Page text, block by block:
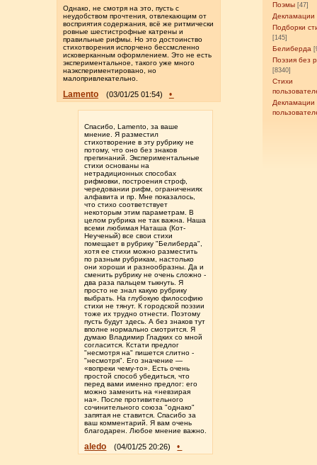
Поэмы [47]
Декламации
Подборки
[145]
Белиберда
Поэзия без
[8340]
Стихи
Декламации
Однако, не смотря на это, пусть с
неудобством прочтения, отвлекающим от
восприятия содержания, всё же ритмически
ровные шестистрофные катрены и
правильные рифмы. Но это достоинство
стихотворения испорчено бессмсленно
исковерканным оформлением. Это не есть
экспериментальное, такого уже много
наэкспериментировано, но
малопривлекательно.
Lamento (03/01/25 01:54) •
Спасибо, Lamento, за ваше
мнение. Я разместил
стихотворение в эту рубрику не
потому, что оно без знаков
препинаний. Экспериментальные
стихи основаны на
нетрадиционных способах
рифмовки, построения строф,
чередовании рифм, ограничениях
алфавита и пр. Мне показалось,
что стихо соответствует
некоторым этим параметрам. В
целом рубрика не так важна. Наша
всеми любимая Наташа (Кот-
Неученый) все свои стихи
помещает в рубрику "Белиберда",
хотя ее стихи можно разместить
по разным рубрикам, настолько
они хороши и разнообразны. Да и
сменить рубрику не очень сложно -
два раза пальцем тыкнуть. Я
просто не знал какую рубрику
выбрать. На глубокую философию
стихи не тянут. К городской поэзии
тоже их трудно отнести. Поэтому
пусть будут здесь. А без знаков тут
вполне нормально смотрится. Я
думаю Владимир Гладких со мной
согласится. Кстати предлог
"несмотря на" пишется слитно -
"несмотря". Его значение —
«вопреки чему-то». Есть очень
простой способ убедиться, что
перед вами именно предлог: его
можно заменить на «невзирая
на». После противительного
сочинительного союза "однако"
запятая не ставится. Спасибо за
ваш комментарий. Я вам очень
благодарен. Любое мнение важно.
aledo (04/01/25 20:26) •